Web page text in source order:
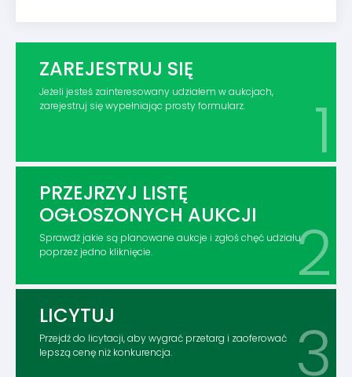
ZAREJESTRUJ SIĘ
Jeżeli jesteś zainteresowany udziałem w aukcjach,
zarejestruj się wypełniając prosty formularz.
PRZEJRZYJ LISTĘ
OGŁOSZONYCH AUKCJI
Sprawdź jakie są planowane aukcje i zgłoś chęć udziału
poprzez jedno kliknięcie.
LICYTUJ
Przejdź do licytacji, aby wygrać przetarg i zaoferować
lepszą cenę niż konkurencja.